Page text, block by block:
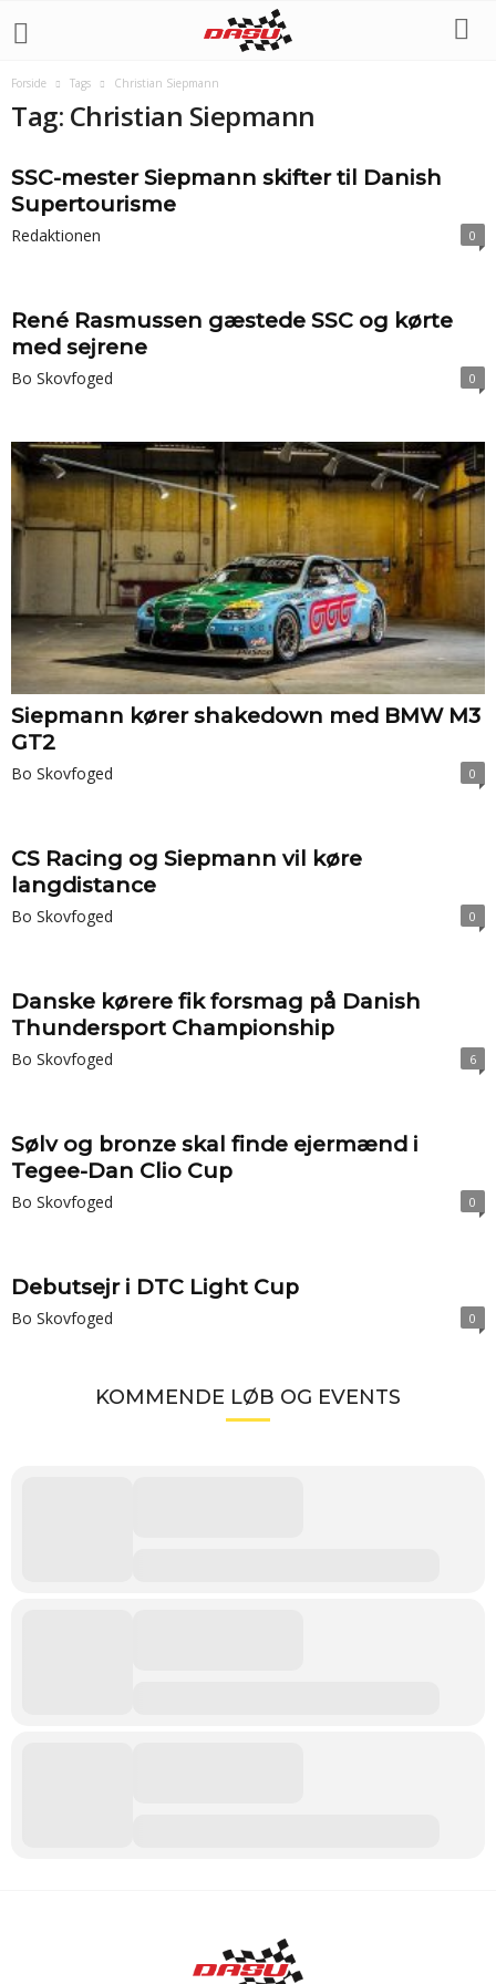
Forside Tags Christian Siepmann
Tag: Christian Siepmann
SSC-mester Siepmann skifter til Danish
Supertourisme
Redaktionen 0
René Rasmussen gæstede SSC og kørte
med sejrene
Bo Skovfoged 0
Siepmann kører shakedown med BMW M3
GT2
Bo Skovfoged 0
CS Racing og Siepmann vil køre
langdistance
Bo Skovfoged 0
Danske kørere fik forsmag på Danish
Thundersport Championship
Bo Skovfoged 6
Sølv og bronze skal finde ejermænd i
Tegee-Dan Clio Cup
Bo Skovfoged 0
Debutsejr i DTC Light Cup
Bo Skovfoged 0
KOMMENDE LØB OG EVENTS